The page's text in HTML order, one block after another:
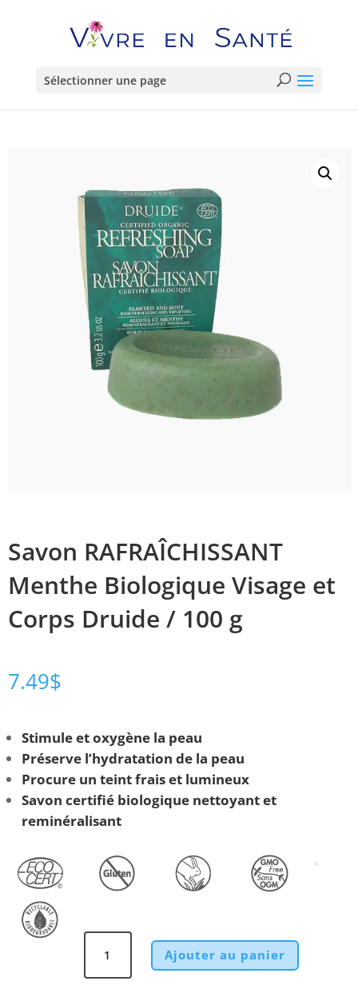
Sélectionner une page
Savon RAFRAÎCHISSANT
Menthe Biologique Visage et
Corps Druide / 100 g
7.49$
Stimule et oxygène la peau
Préserve l’hydratation de la peau
Procure un teint frais et lumineux
Savon certifié biologique nettoyant et
reminéralisant
Savon
Ajouter au panier